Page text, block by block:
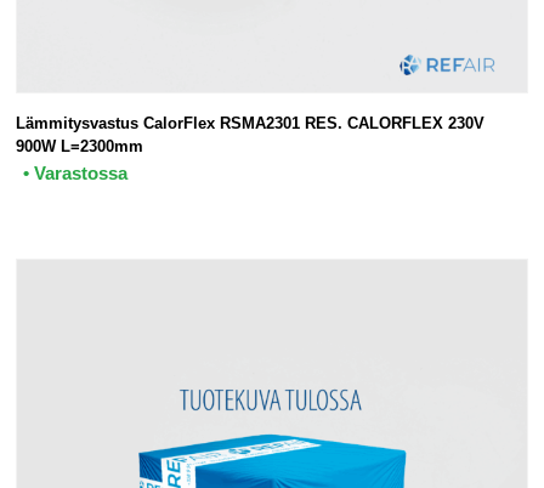
Lämmitysvastus CalorFlex RSMA2301 RES. CALORFLEX 230V
900W L=2300mm
• Varastossa